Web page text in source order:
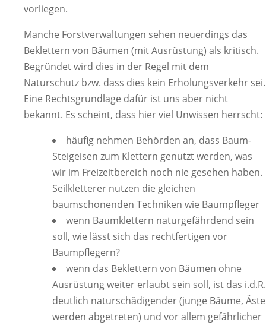
vorliegen.
Manche Forstverwaltungen sehen neuerdings das
Beklettern von Bäumen (mit Ausrüstung) als kritisch.
Begründet wird dies in der Regel mit dem
Naturschutz bzw. dass dies kein Erholungsverkehr sei.
Eine Rechtsgrundlage dafür ist uns aber nicht
bekannt. Es scheint, dass hier viel Unwissen herrscht:
häufig nehmen Behörden an, dass Baum-
Steigeisen zum Klettern genutzt werden, was
wir im Freizeitbereich noch nie gesehen haben.
Seilkletterer nutzen die gleichen
baumschonenden Techniken wie Baumpfleger
wenn Baumklettern naturgefährdend sein
soll, wie lässt sich das rechtfertigen vor
Baumpflegern?
wenn das Beklettern von Bäumen ohne
Ausrüstung weiter erlaubt sein soll, ist das i.d.R.
deutlich naturschädigender (junge Bäume, Äste
werden abgetreten) und vor allem gefährlicher